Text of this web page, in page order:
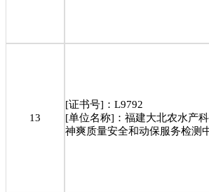
13
[证书号]：L9792
[单位名称]：福建大北农水产
神爽质量安全和动保服务检测